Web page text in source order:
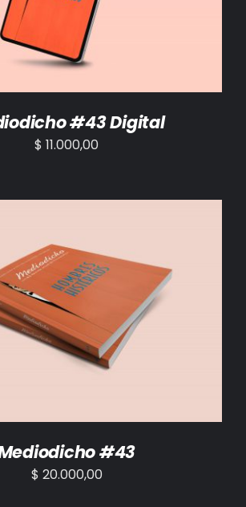
#43 Digital
$ 11.000,00
AL CARRITO DETALLES
#43
$ 20.000,00